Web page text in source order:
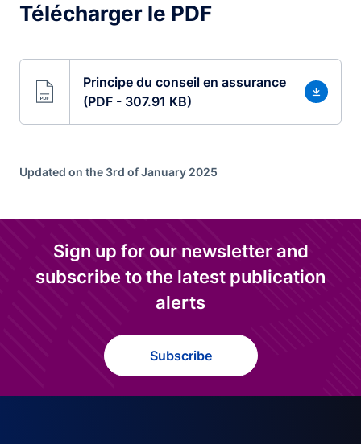
Télécharger le PDF
Principe du conseil en assurance
(PDF - 307.91 KB)
Updated on the 3rd of January 2025
Sign up for our newsletter and
subscribe to the latest publication
alerts
Subscribe